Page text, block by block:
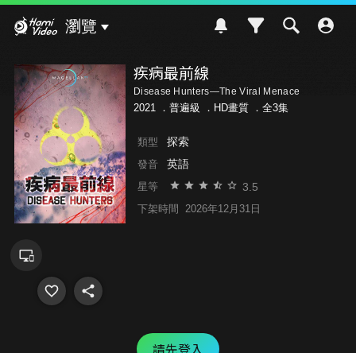
瀏覽
疾病最前線
Disease Hunters—The Viral Menace
2021 ． 普遍級 ．HD畫質 ．全3集
類型 探索
發音 英語
星等 3.5
下架時間 2026年12月31日
請先登入